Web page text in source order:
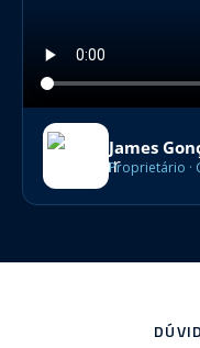
James
Proprietário ·